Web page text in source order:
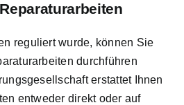
reguliert wurde, können Sie
durchführen
erstattet Ihnen
entweder direkt oder auf